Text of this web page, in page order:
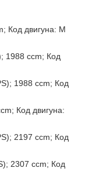
Код двигуна: M
1988 ccm; Код
1988 ccm; Код
Код двигуна:
2197 ccm; Код
2307 ccm; Код